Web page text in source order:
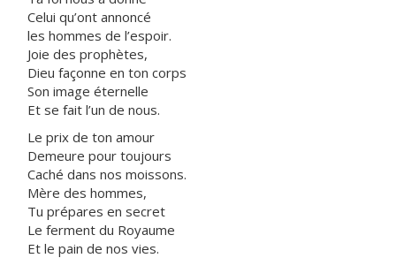
Celui qu’ont annoncé
les hommes de l’espoir.
Joie des prophètes,
Dieu façonne en ton corps
Son image éternelle
Et se fait l’un de nous.
Le prix de ton amour
Demeure pour toujours
Caché dans nos moissons.
Mère des hommes,
Tu prépares en secret
Le ferment du Royaume
Et le pain de nos vies.